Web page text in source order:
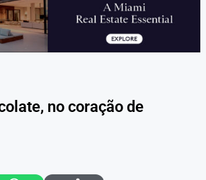
no coração de